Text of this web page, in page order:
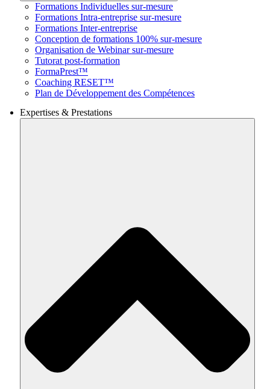
Formations Individuelles sur-mesure
Formations Intra-entreprise sur-mesure
Formations Inter-entreprise
Conception de formations 100% sur-mesure
Organisation de Webinar sur-mesure
Tutorat post-formation
FormaPrest™
Coaching RESET™
Plan de Développement des Compétences
Expertises & Prestations